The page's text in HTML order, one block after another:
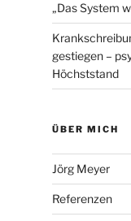
„Das System
gestiegen –
Höchststand
ÜBER MICH
Jörg Meyer
Referenzen